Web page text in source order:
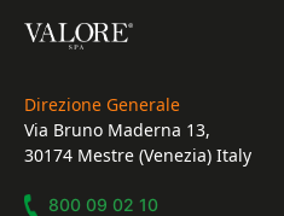
Direzione Generale
Via Bruno Maderna 13,
30174 Mestre (Venezia) Italy
800 09 02 10